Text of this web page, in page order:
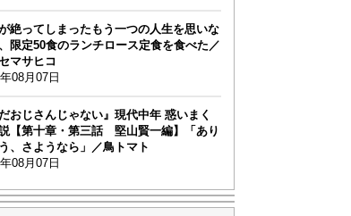
絶ってしまったもう一つの人生を思いな
限定50食のランチロース定食を食べた／
マサヒコ
08月07日
だおじさんじゃない』現代中年 惑いまく
【第十章・第三話 堅山賢一編】「あり
、さようなら」／鳥トマト
08月07日